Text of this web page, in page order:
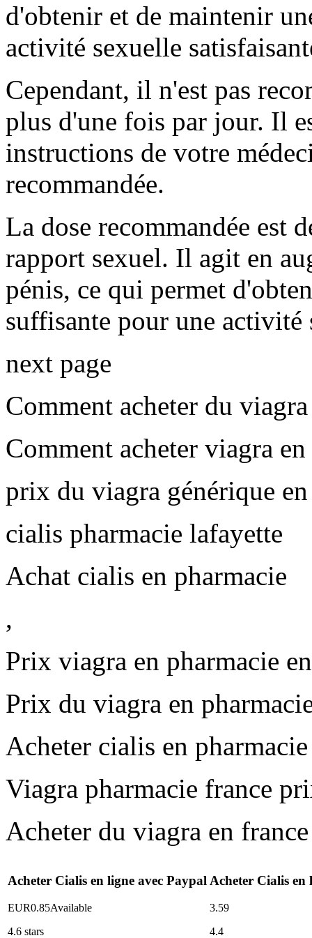
d'obtenir et de maintenir
activité sexuelle
Cependant, il n'est pas
plus d'une fois par jour. Il
instructions de votre
recommandée.
La dose recommandée est
rapport sexuel. Il agit en
pénis, ce qui permet
suffisante pour une activité
next page
Comment acheter du
Comment acheter viagra
prix du viagra générique
cialis pharmacie lafayette
Achat cialis en pharmacie
,
Prix viagra en pharmacie
Prix du viagra en
Acheter cialis en
Viagra pharmacie france
Acheter du viagra en
Acheter Cialis en ligne avec Paypal
EUR0.85Available
4.6 stars
Acheter Cialis
3.59
4.4